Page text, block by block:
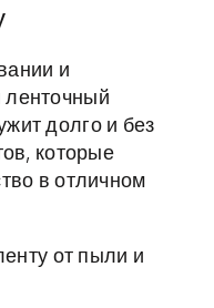
и
ленточный
долго и без
которые
в отличном
от пыли и